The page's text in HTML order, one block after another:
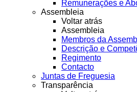
Remunerações e
Assembleia
Voltar atrás
Assembleia
Membros da
Descrição e
Regimento
Contacto
Juntas de Freguesia
Transparência